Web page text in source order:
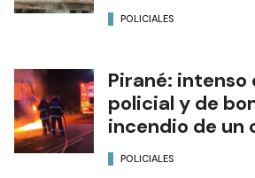
POLICIALES
Pirané:
policial y de
incendio de un
POLICIALES